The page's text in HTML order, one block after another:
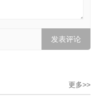
更多>>